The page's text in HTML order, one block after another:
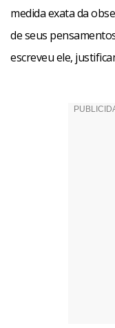
medida exata da
de seus
escreveu ele,